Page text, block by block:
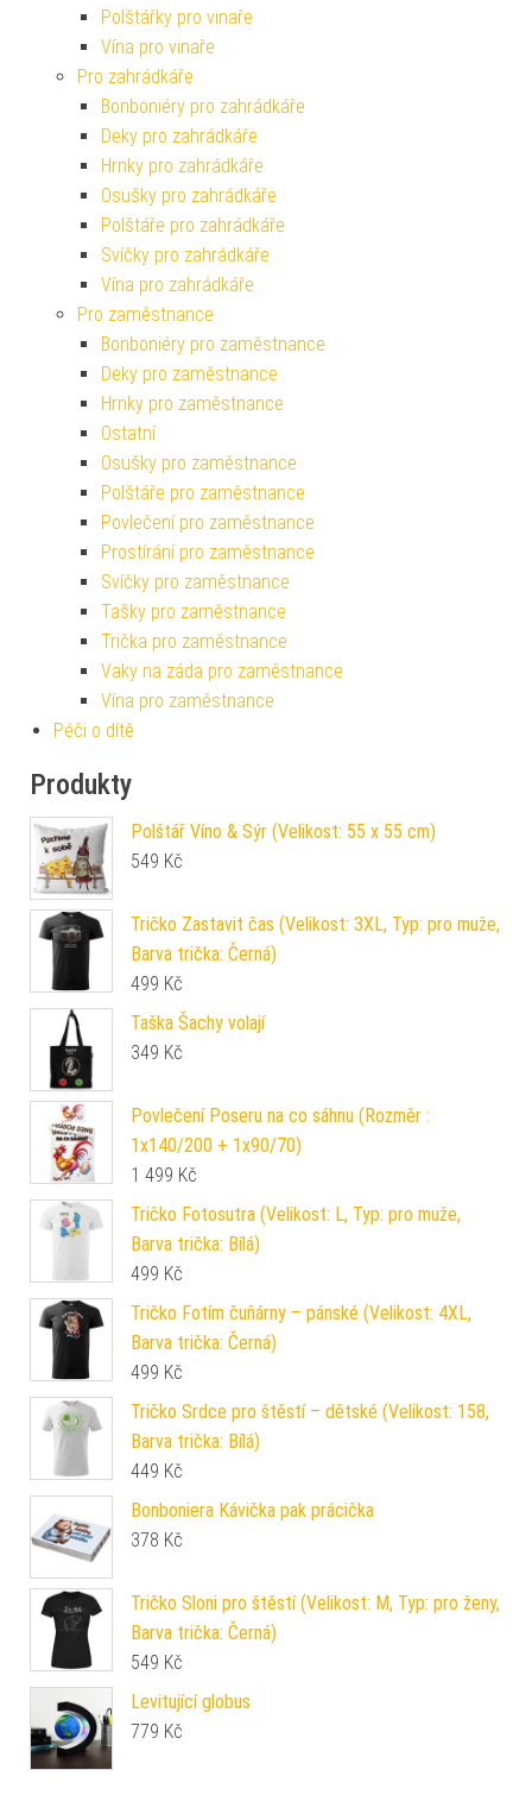
Polštářky pro vinaře
Vína pro vinaře
Pro zahrádkáře
Bonboniéry pro zahrádkáře
Deky pro zahrádkáře
Hrnky pro zahrádkáře
Osušky pro zahrádkáře
Polštáře pro zahrádkáře
Svíčky pro zahrádkáře
Vína pro zahrádkáře
Pro zaměstnance
Bonboniéry pro zaměstnance
Deky pro zaměstnance
Hrnky pro zaměstnance
Ostatní
Osušky pro zaměstnance
Polštáře pro zaměstnance
Povlečení pro zaměstnance
Prostírání pro zaměstnance
Svíčky pro zaměstnance
Tašky pro zaměstnance
Trička pro zaměstnance
Vaky na záda pro zaměstnance
Vína pro zaměstnance
Péči o dítě
Produkty
Polštář Víno & Sýr (Velikost: 55 x 55 cm)
549 Kč
Tričko Zastavit čas (Velikost: 3XL, Typ: pro muže,
Barva trička: Černá)
499 Kč
Taška Šachy volají
349 Kč
Povlečení Poseru na co sáhnu (Rozměr :
1x140/200 + 1x90/70)
1 499 Kč
Tričko Fotosutra (Velikost: L, Typ: pro muže,
Barva trička: Bílá)
499 Kč
Tričko Fotím čuňárny – pánské (Velikost: 4XL,
Barva trička: Černá)
499 Kč
Tričko Srdce pro štěstí – dětské (Velikost: 158,
Barva trička: Bílá)
449 Kč
Bonboniera Kávička pak prácička
378 Kč
Tričko Sloni pro štěstí (Velikost: M, Typ: pro ženy,
Barva trička: Černá)
549 Kč
Levitující globus
779 Kč